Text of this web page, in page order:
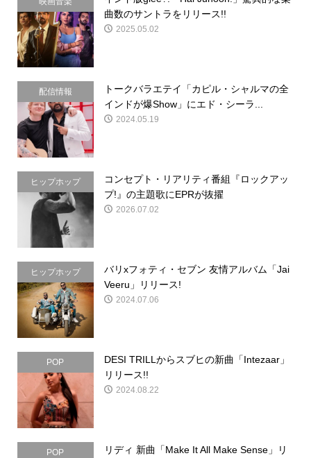
曲数のサントラをリリース!!
2025.05.02
配信情報
トークバラエテイ「カピル・シャルマの全
インドが爆Show」にエド・シーラ...
2024.05.19
ヒップホップ
コンセプト・リアリティ番組『ロックアッ
プ!』の主題歌にEPRが抜擢
2026.07.02
ヒップホップ
バリxフォティ・セブン 友情アルバム「Jai
Veeru」リリース!
2024.07.06
POP
DESI TRILLからスブヒの新曲「Intezaar」
リリース!!
2024.08.22
POP
リディ 新曲「Make It All Make Sense」リ